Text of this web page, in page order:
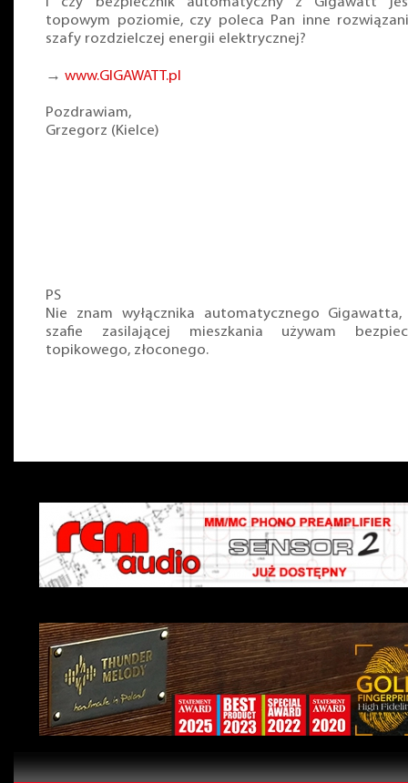
topowym poziomie, czy poleca Pan inne
szafy rozdzielczej energii elektrycznej?
→ www.GIGAWATT.pl
Pozdrawiam,
Grzegorz (Kielce)
PS
Nie znam wyłącznika automatycznego
szafie zasilającej mieszkania używam
topikowego, złoconego.